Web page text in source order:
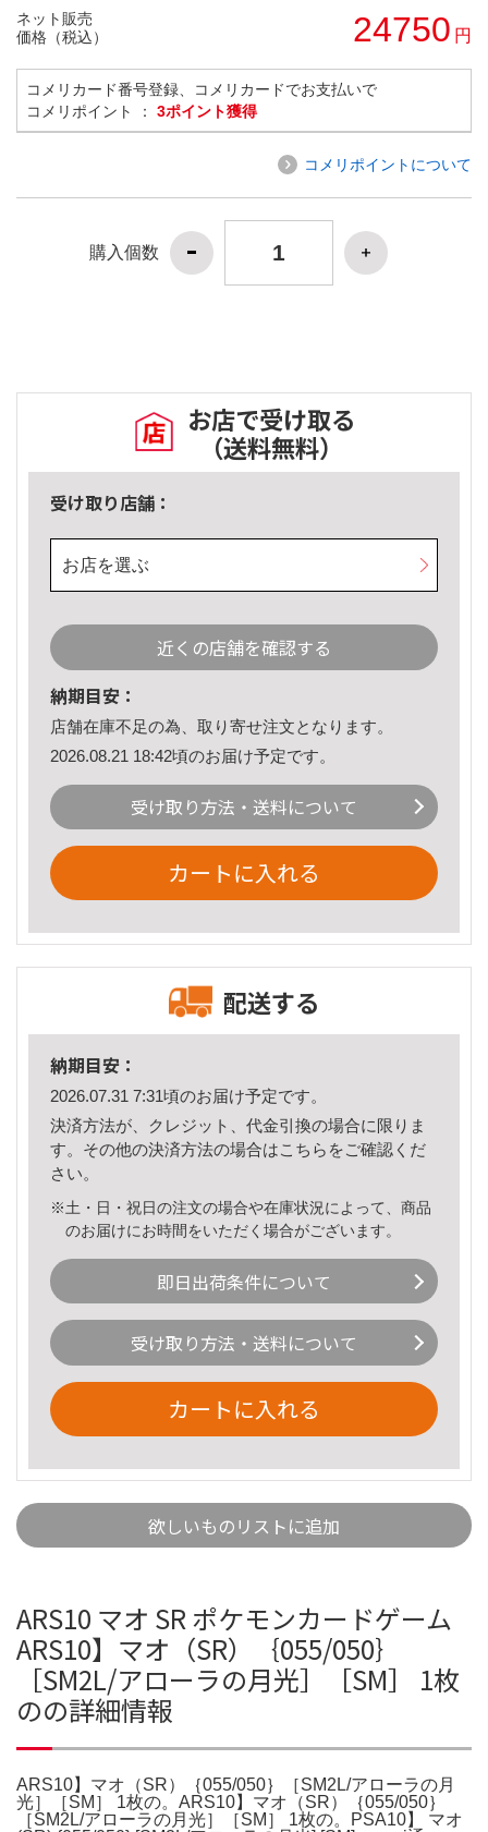
ネット販売
価格（税込）
24750 円
コメリカード番号登録、コメリカードでお支払いで
コメリポイント ： 3ポイント獲得
コメリポイントについて
購入個数
お店で受け取る
（送料無料）
受け取り店舗：
お店を選ぶ
近くの店舗を確認する
納期目安：
店舗在庫不足の為、取り寄せ注文となります。
2026.08.21 18:42頃のお届け予定です。
受け取り方法・送料について
カートに入れる
配送する
納期目安：
2026.07.31 7:31頃のお届け予定です。
決済方法が、クレジット、代金引換の場合に限りま
す。その他の決済方法の場合はこちら をご確認くだ
さい。
※土・日・祝日の注文の場合や在庫状況によって、商品
のお届けにお時間をいただく場合がございます。
即日出荷条件について
受け取り方法・送料について
カートに入れる
欲しいものリストに追加
ARS10 マオ SR ポケモンカードゲーム
ARS10】マオ（SR）｛055/050｝
［SM2L/アローラの月光］［SM］ 1枚
のの詳細情報
ARS10】マオ（SR）｛055/050｝［SM2L/アローラの月
光］［SM］ 1枚の。ARS10】マオ（SR）｛055/050｝
［SM2L/アローラの月光］［SM］ 1枚の。PSA10】 マオ